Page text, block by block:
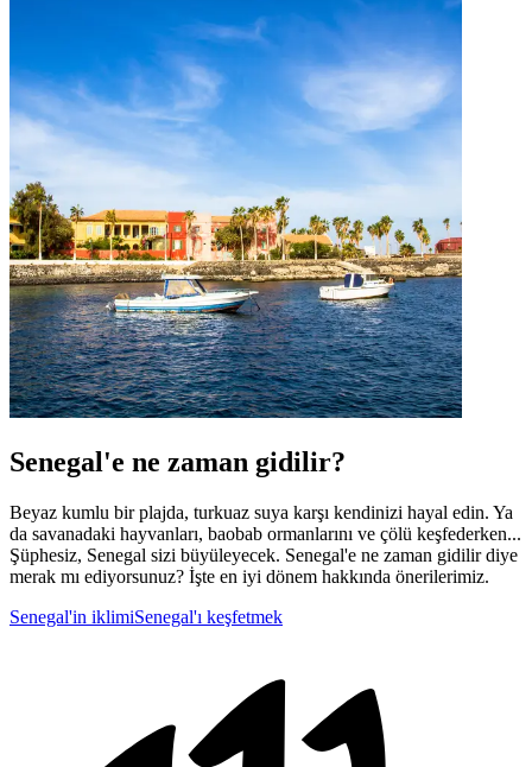
Senegal'e ne zaman gidilir?
Beyaz kumlu bir plajda, turkuaz suya karşı kendinizi hayal edin. Ya
da savanadaki hayvanları, baobab ormanlarını ve çölü keşfederken...
Şüphesiz, Senegal sizi büyüleyecek. Senegal'e ne zaman gidilir diye
merak mı ediyorsunuz? İşte en iyi dönem hakkında önerilerimiz.
Senegal'in iklimiSenegal'ı keşfetmek